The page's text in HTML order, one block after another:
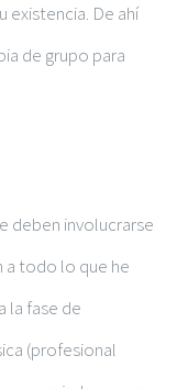
existencia. De ahí
de grupo para
deben involucrarse
a todo lo que he
la fase de
(profesional